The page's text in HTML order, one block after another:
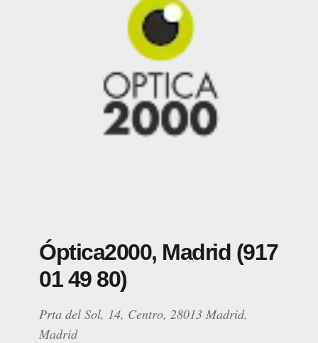
Óptica2000, Madrid (917
01 49 80)
Prta del Sol, 14, Centro, 28013 Madrid,
Madrid